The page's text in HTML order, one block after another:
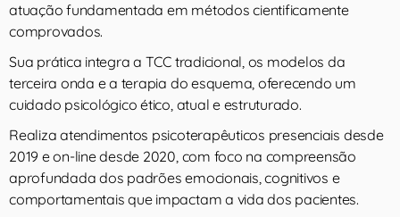
atuação fundamentada em métodos cientificamente
comprovados.
Sua prática integra a TCC tradicional, os modelos da
terceira onda e a terapia do esquema, oferecendo um
cuidado psicológico ético, atual e estruturado.
Realiza atendimentos psicoterapêuticos presenciais desde
2019 e on-line desde 2020, com foco na compreensão
aprofundada dos padrões emocionais, cognitivos e
comportamentais que impactam a vida dos pacientes.